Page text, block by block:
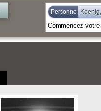
Personne